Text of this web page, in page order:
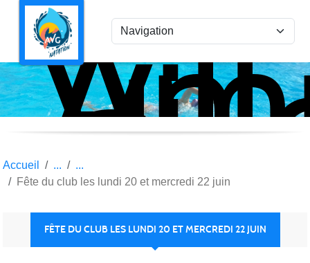
la
Accueil
Fête du club les lundi 20 et mercredi 22 juin
FÊTE DU CLUB LES LUNDI 20 ET MERCREDI 22 JUIN
Panneau de gestion des cookies